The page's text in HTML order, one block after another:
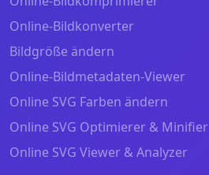
Online-Bildkonverter
Bildgröße ändern
Online-Bildmetadaten-Viewer
Online SVG Farben ändern
Online SVG Optimierer & Minifier
Online SVG Viewer & Analyzer